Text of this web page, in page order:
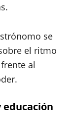
se
el ritmo
al